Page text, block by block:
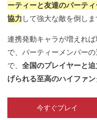
ーティーと友達のパーテ
協力 して強大な敵を倒しま
連携発動キャラが増えれ
で、パーティーメンバー
で、 全国のプレイヤーと
げられる至高のハイファ
今すぐプレイ